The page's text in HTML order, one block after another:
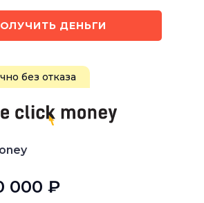
ДЕНЬГИ
без отказа
000 ₽